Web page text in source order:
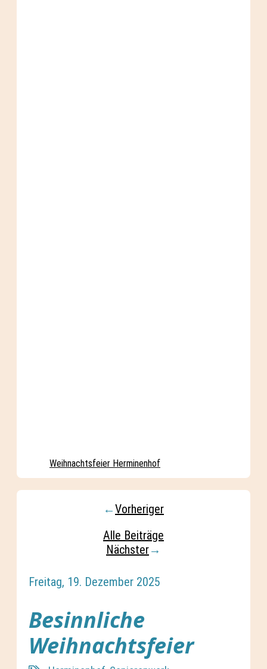
←Vorheriger
Alle Beiträge
Nächster→
Freitag, 19. Dezember 2025
Besinnliche
Weihnachtsfeier
Weihnachtsfeier Herminenhof